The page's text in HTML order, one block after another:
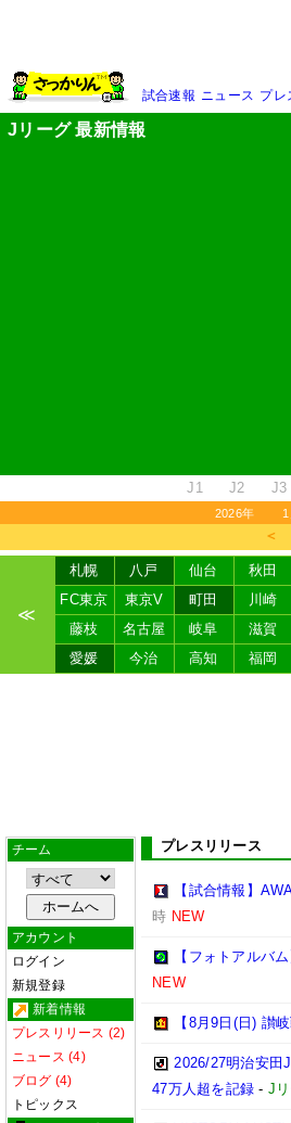
試合速報 ニュース プレ
Jリーグ 最新情報
J1 J2 J3
2026年 1
＜
≪
札幌 八戸 仙台 秋田
FC東京
東京V 町田 川崎
藤枝
名古屋 岐阜 滋賀
愛媛
今治 高知 福岡
チーム
アカウント
ログイン
新規登録
新着情報
プレスリリース (2)
ニュース (4)
ブログ (4)
トピックス
プレスリリース
【試合情報】
時 NEW
【フォトアルバ
NEW
【8月9日(日) 讃
2026/27明治安田
47万人超を記録 - J